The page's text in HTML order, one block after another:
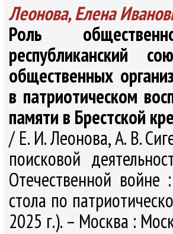
Леонова, Елена
Роль
республиканский
общественных
в патриотическом
памяти в Брестской
/ Е. И. Леонова, А. В.
поисковой
Отечественной
стола по
2025 г.). – Москва :